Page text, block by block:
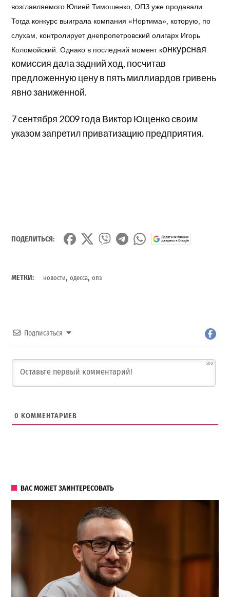
возглавляемого Юлией Тимошенко, ОПЗ уже продавали.
Тогда конкурс выиграла компания «Нортима», которую, по
слухам, контролирует днепропетровский олигарх Игорь
Коломойский. Однако в последний момент конкурсная
комиссия дала задний ход, посчитав
предложенную цену в пять миллиардов гривень
явно заниженной.
7 сентября 2009 года Виктор Ющенко своим
указом запретил приватизацию предприятия.
ПОДЕЛИТЬСЯ:
МЕТКИ: новости,одесса,опз
Подписаться
500
0 КОММЕНТАРИЕВ
ВАС МОЖЕТ ЗАИНТЕРЕСОВАТЬ